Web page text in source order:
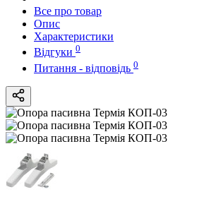
Все про товар
Опис
Характеристики
Відгуки 0
Питання - відповідь 0